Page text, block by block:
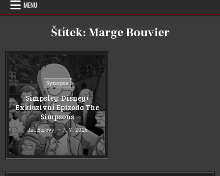
MENU
Štítek: Marge Bouvier
Posted
in
Synopse
Simpsley: Disney+
Exkluzivní Epizoda The
Simpsons
Jiří Borový 7. 7. 2026